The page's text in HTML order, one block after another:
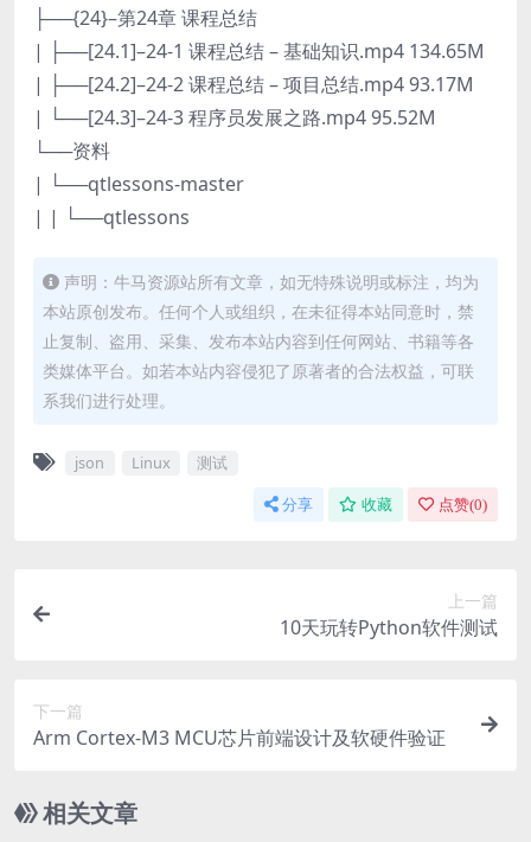
├──{24}–第24章 课程总结
| ├──[24.1]–24-1 课程总结 – 基础知识.mp4 134.65M
| ├──[24.2]–24-2 课程总结 – 项目总结.mp4 93.17M
| └──[24.3]–24-3 程序员发展之路.mp4 95.52M
└──资料
| └──qtlessons-master
| | └──qtlessons
声明：牛马资源站所有文章，如无特殊说明或标注，均为
本站原创发布。任何个人或组织，在未征得本站同意时，禁
止复制、盗用、采集、发布本站内容到任何网站、书籍等各
类媒体平台。如若本站内容侵犯了原著者的合法权益，可联
系我们进行处理。
json Linux 测试
分享 收藏 点赞(0)
上一篇
10天玩转Python软件测试
下一篇
Arm Cortex-M3 MCU芯片前端设计及软硬件验证
相关文章